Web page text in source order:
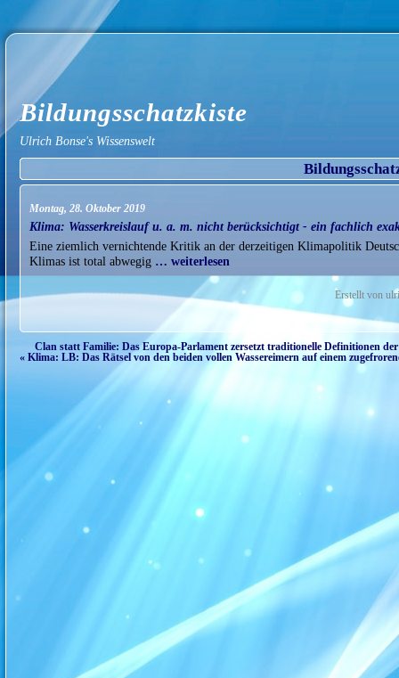
Bildungsschatzkiste
Ulrich Bonse's Wissenswelt
Montag, 28. Oktober 2019
Klima: Wasserkreislauf u. a. m. nicht berücksichtigt - ein fachlich
Eine ziemlich vernichtende Kritik an der derzeitigen Klimapolitik
Klimas ist total abwegig … weiterlesen
Erstellt von
Clan statt Familie: Das Europa-Parlament zersetzt traditionelle Definitionen
« Klima: LB: Das Rätsel von den beiden vollen Wassereimern auf einem